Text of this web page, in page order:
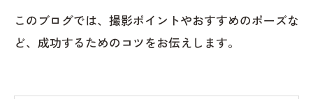
このブログでは、撮影ポイントやおすすめのポーズな
ど、成功するためのコツをお伝えします。